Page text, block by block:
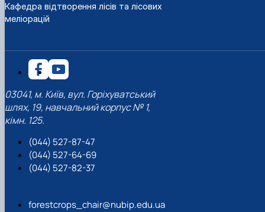
Кафедра відтворення лісів та лісових
меліорацій
03041, м. Київ, вул. Горіхуватський
шлях, 19, навчальний корпус № 1,
кімн. 125.
(044) 527-87-47
(044) 527-64-69
(044) 527-82-37
forestcrops_chair@nubip.edu.ua